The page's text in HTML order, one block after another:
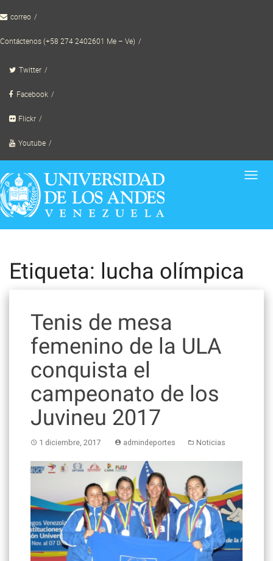
to correo
Contáctenos (+58 274 2402601 Me – Ve)
Twitter
Facebook
Flickr
Youtube
Etiqueta: lucha olímpica
Tenis de mesa
femenino de la ULA
conquista el
campeonato de los
Juvineu 2017
1 diciembre, 2017 admindeportes Noticias